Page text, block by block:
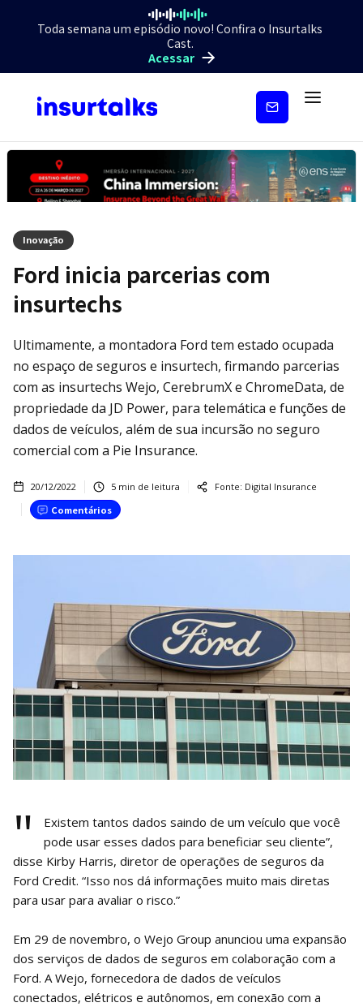
Toda semana um episódio novo! Confira o Insurtalks
Cast.
Acessar
Inscreva-
Inovação
Ford inicia parcerias com
insurtechs
Ultimamente, a montadora Ford tem estado ocupada
no espaço de seguros e insurtech, firmando parcerias
com as insurtechs Wejo, CerebrumX e ChromeData, de
propriedade da JD Power, para telemática e funções de
dados de veículos, além de sua incursão no seguro
comercial com a Pie Insurance.
20/12/2022 5 min de leitura Fonte: Digital Insurance
Comentários
"
Existem tantos dados saindo de um veículo que você
pode usar esses dados para beneficiar seu cliente”,
disse Kirby Harris, diretor de operações de seguros da
Ford Credit. “Isso nos dá informações muito mais diretas
para usar para avaliar o risco.”
Em 29 de novembro, o Wejo Group anunciou uma expansão
dos serviços de dados de seguros em colaboração com a
Ford. A Wejo, fornecedora de dados de veículos
conectados, elétricos e autônomos, em conexão com a